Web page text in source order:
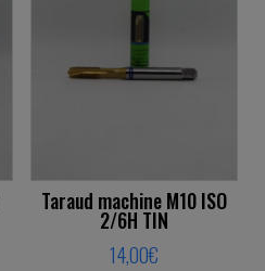
Taraud machine M10 ISO
2/6H TIN
14,00€